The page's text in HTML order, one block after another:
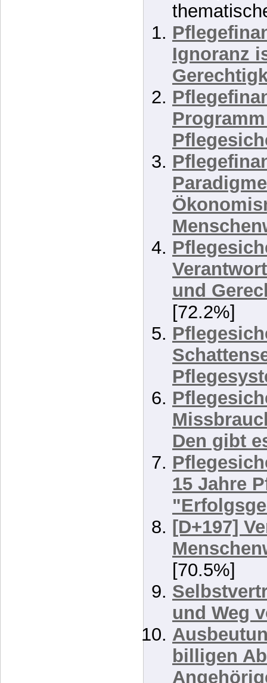
Ähnliche
posts),
Ignoranz
und
[72.2%]
Den gibt
15 Jahre
[D+197]
[70.5%]
und Weg